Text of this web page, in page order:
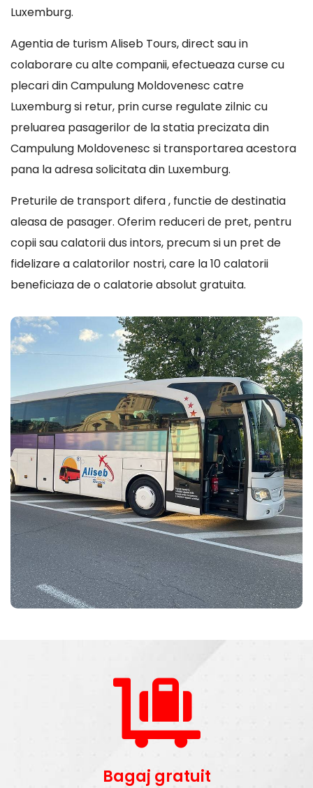
Luxemburg.
Agentia de turism Aliseb Tours, direct sau in
colaborare cu alte companii, efectueaza curse cu
plecari din Campulung Moldovenesc catre
Luxemburg si retur, prin curse regulate zilnic cu
preluarea pasagerilor de la statia precizata din
Campulung Moldovenesc si transportarea acestora
pana la adresa solicitata din Luxemburg.
Preturile de transport difera , functie de destinatia
aleasa de pasager. Oferim reduceri de pret, pentru
copii sau calatorii dus intors, precum si un pret de
fidelizare a calatorilor nostri, care la 10 calatorii
beneficiaza de o calatorie absolut gratuita.
Bagaj gratuit